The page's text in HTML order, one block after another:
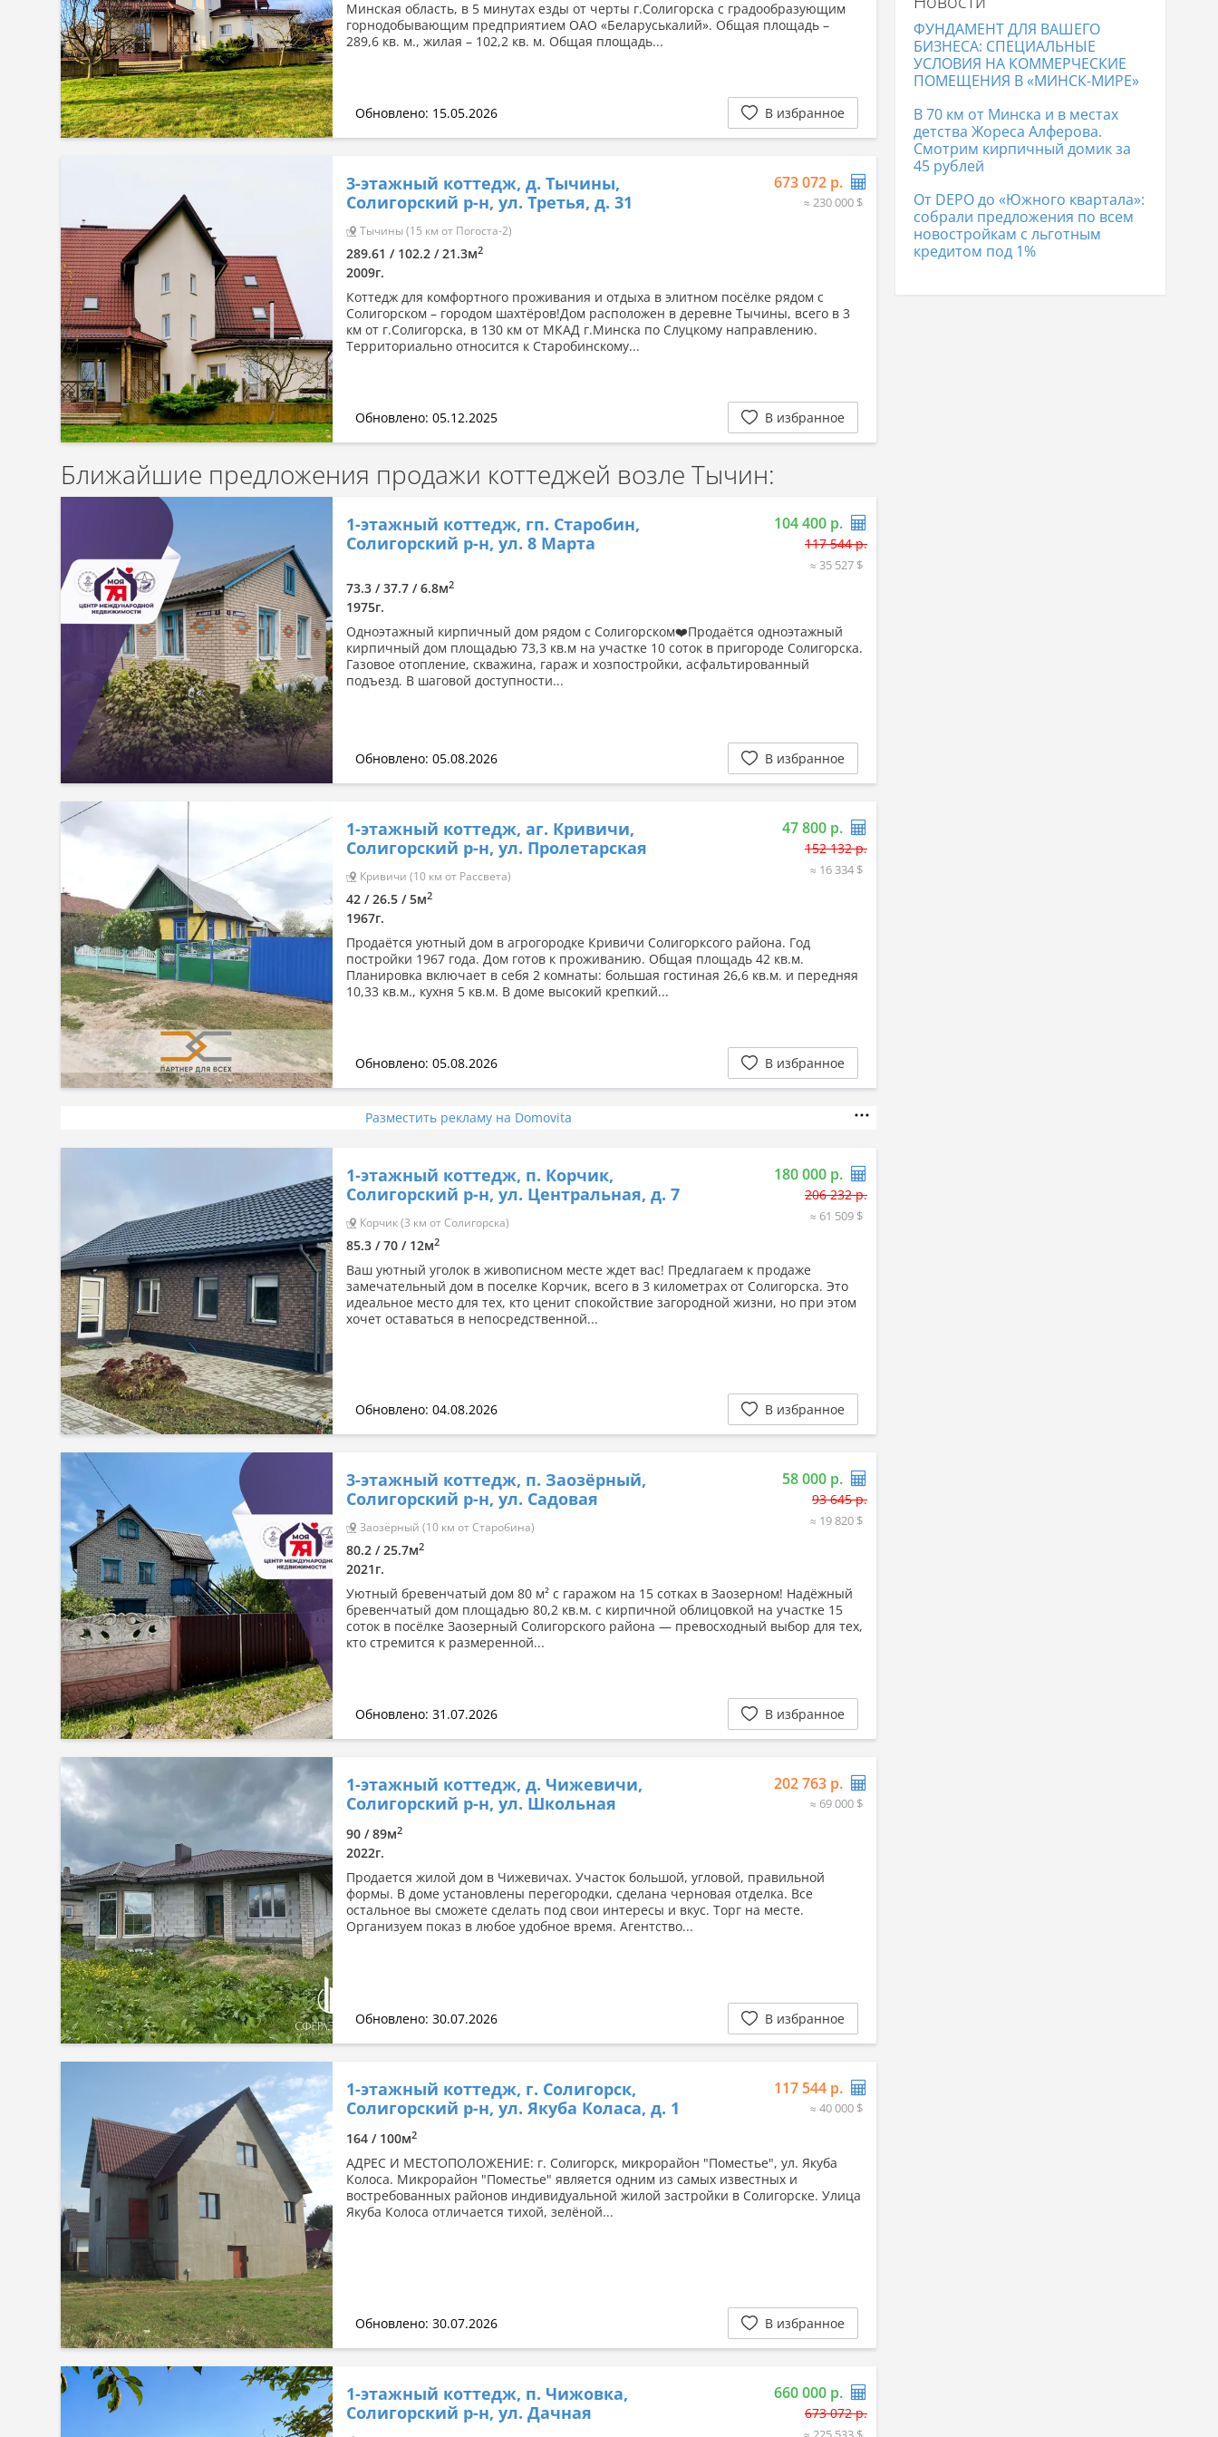
Минская область, в 5 минутах езды от черты г.Солигорска с градообразующим
горнодобывающим предприятием ОАО «Беларуськалий». Общая площадь –
289,6 кв. м., жилая – 102,2 кв. м. Общая площадь...
Обновлено: 15.05.2026 В избранное
3-этажный коттедж, д. Тычины,
Солигорский р-н, ул. Третья, д. 31
Тычины (15 км от Погоста-2)
673 072 р.
≈ 230 000 $
289.61 / 102.2 / 21.3м2
2009г.
Коттедж для комфортного проживания и отдыха в элитном посёлке рядом с
Солигорском – городом шахтёров!Дом расположен в деревне Тычины, всего в 3
км от г.Солигорска, в 130 км от МКАД г.Минска по Слуцкому направлению.
Территориально относится к Старобинскому...
Обновлено: 05.12.2025 В избранное
Ближайшие предложения продажи коттеджей возле Тычин:
1-этажный коттедж, гп. Старобин,
Солигорский р-н, ул. 8 Марта
104 400 р.
117 544 р.
≈ 35 527 $
73.3 / 37.7 / 6.8м2
1975г.
Одноэтажный кирпичный дом рядом с Солигорском❤️Продаётся одноэтажный
кирпичный дом площадью 73,3 кв.м на участке 10 соток в пригороде Солигорска.
Газовое отопление, скважина, гараж и хозпостройки, асфальтированный
подъезд. В шаговой доступности...
Обновлено: 05.08.2026 В избранное
1-этажный коттедж, аг. Кривичи,
Солигорский р-н, ул. Пролетарская
Кривичи (10 км от Рассвета)
47 800 р.
152 132 р.
≈ 16 334 $
42 / 26.5 / 5м2
1967г.
Продаётся уютный дом в агрогородке Кривичи Солигорксого района. Год
постройки 1967 года. Дом готов к проживанию. Общая площадь 42 кв.м.
Планировка включает в себя 2 комнаты: большая гостиная 26,6 кв.м. и передняя
10,33 кв.м., кухня 5 кв.м. В доме высокий крепкий...
Обновлено: 05.08.2026 В избранное
Разместить рекламу на Domovita
1-этажный коттедж, п. Корчик,
Солигорский р-н, ул. Центральная, д. 7
Корчик (3 км от Солигорска)
180 000 р.
206 232 р.
≈ 61 509 $
85.3 / 70 / 12м2
Ваш уютный уголок в живописном месте ждет вас! Предлагаем к продаже
замечательный дом в поселке Корчик, всего в 3 километрах от Солигорска. Это
идеальное место для тех, кто ценит спокойствие загородной жизни, но при этом
хочет оставаться в непосредственной...
Обновлено: 04.08.2026 В избранное
3-этажный коттедж, п. Заозёрный,
Солигорский р-н, ул. Садовая
Заозёрный (10 км от Старобина)
58 000 р.
93 645 р.
≈ 19 820 $
80.2 / 25.7м2
2021г.
Уютный бревенчатый дом 80 м² с гаражом на 15 сотках в Заозерном! Надёжный
бревенчатый дом площадью 80,2 кв.м. с кирпичной облицовкой на участке 15
соток в посёлке Заозерный Солигорского района — превосходный выбор для тех,
кто стремится к размеренной...
Обновлено: 31.07.2026 В избранное
1-этажный коттедж, д. Чижевичи,
Солигорский р-н, ул. Школьная
202 763 р.
≈ 69 000 $
90 / 89м2
2022г.
Продается жилой дом в Чижевичах. Участок большой, угловой, правильной
формы. В доме установлены перегородки, сделана черновая отделка. Все
остальное вы сможете сделать под свои интересы и вкус. Торг на месте.
Организуем показ в любое удобное время. Агентство...
Обновлено: 30.07.2026 В избранное
1-этажный коттедж, г. Солигорск,
Солигорский р-н, ул. Якуба Коласа, д. 1
117 544 р.
≈ 40 000 $
164 / 100м2
АДРЕС И МЕСТОПОЛОЖЕНИЕ: г. Солигорск, микрорайон "Поместье", ул. Якуба
Колоса. Микрорайон "Поместье" является одним из самых известных и
востребованных районов индивидуальной жилой застройки в Солигорске. Улица
Якуба Колоса отличается тихой, зелёной...
Обновлено: 30.07.2026 В избранное
1-этажный коттедж, п. Чижовка,
Солигорский р-н, ул. Дачная
660 000 р.
673 072 р.
Коттеджи в Полоцке 104 976 р.
Коттеджи в Гродно
Коттеджи в Лиде 170 267 р.
ФУНДАМЕНТ ДЛЯ ВАШЕГО
БИЗНЕСА: СПЕЦИАЛЬНЫЕ
УСЛОВИЯ НА КОММЕРЧЕСКИЕ
ПОМЕЩЕНИЯ В «МИНСК-МИРЕ»
В 70 км от Минска и в местах
детства Жореса Алферова.
Смотрим кирпичный домик за
45 рублей
От DEPO до «Южного квартала»:
собрали предложения по всем
новостройкам с льготным
кредитом под 1%